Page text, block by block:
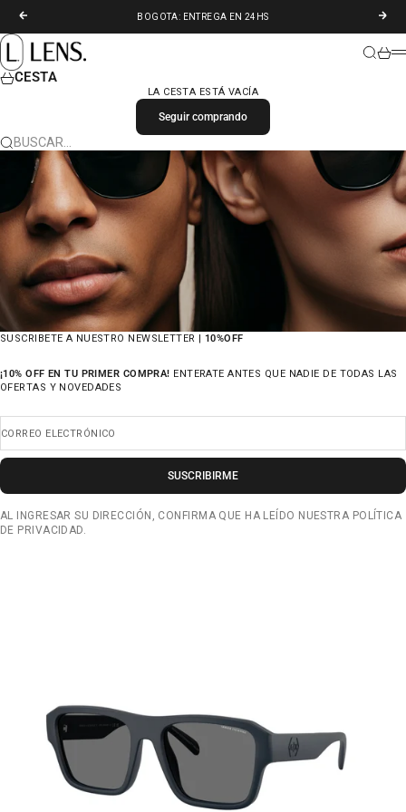
ANTERIOR
BOGOTA: ENTREGA EN 24HS
LENS. COLOMBIA
BUSCAR
CESTA
LA CESTA ESTÁ VACÍA
Seguir comprando
BUSCAR…
SUSCRIBETE A NUESTRO NEWSLETTER | 10%OFF
¡10% OFF EN TU PRIMER COMPRA! ENTERATE ANTES QUE NADIE DE TODAS LAS
OFERTAS Y NOVEDADES
CORREO ELECTRÓNICO
SUSCRIBIRME
AL INGRESAR SU DIRECCIÓN, CONFIRMA QUE HA LEÍDO NUESTRA POLÍTICA
DE PRIVACIDAD.